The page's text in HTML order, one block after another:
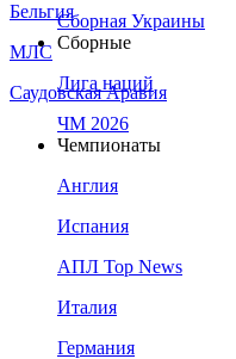
Бельгия
МЛС
Саудовская Аравия
Сборная Украины
Сборные
Лига наций
ЧМ 2026
Чемпионаты
Англия
Испания
АПЛ Top News
Италия
Германия